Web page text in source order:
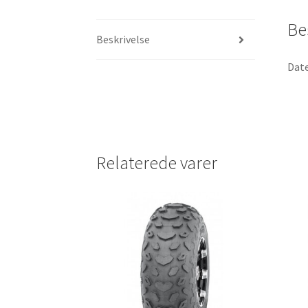
Beskrivelse
Relaterede varer